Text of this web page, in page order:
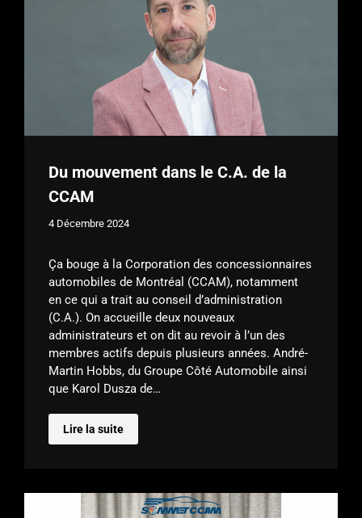
Du mouvement dans le C.A. de la
CCAM
4 Décembre 2024
Ça bouge à la Corporation des concessionnaires
automobiles de Montréal (CCAM), notamment
en ce qui a trait au conseil d’administration
(C.A.). On accueille deux nouveaux
administrateurs et on dit au revoir à l’un des
membres actifs depuis plusieurs années. André-
Martin Hobbs, du Groupe Côté Automobile ainsi
que Karol Dusza de…
Lire la suite